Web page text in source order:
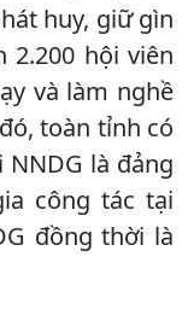
huy, giữ gìn
2.200 hội viên
và làm nghề
toàn tỉnh có
NNDG là đảng
công tác tại
đồng thời là